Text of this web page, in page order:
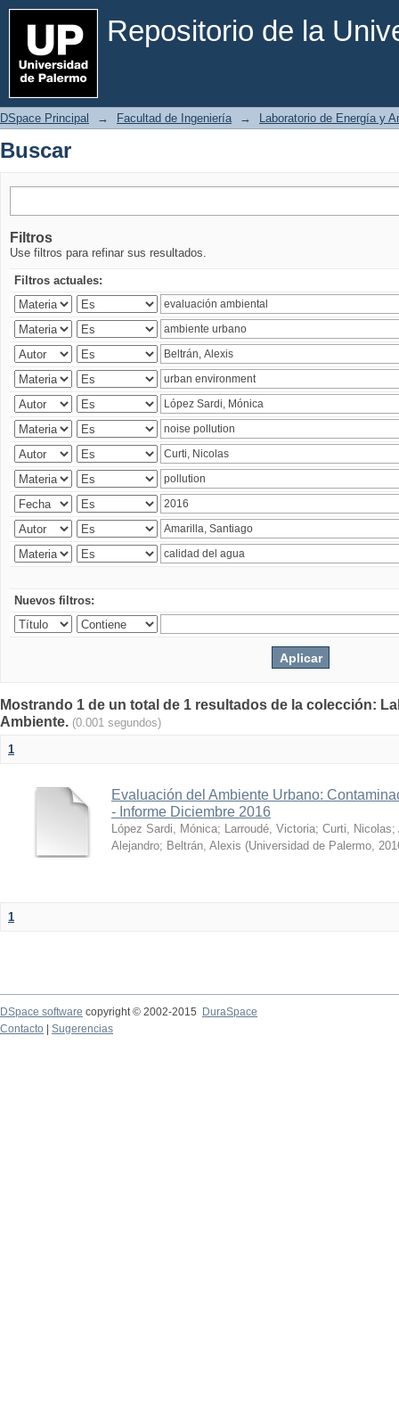
Repositorio de la
Buscar
DSpace Principal → Facultad de Ingeniería → Laboratorio de Energía y
Buscar
Filtros
Use filtros para refinar sus resultados.
Filtros actuales:
Nuevos filtros:
Mostrando 1 de un total de 1 resultados de la colección:
Ambiente. (0.001 segundos)
1
Evaluación del Ambiente Urbano:
- Informe Diciembre 2016
López Sardi, Mónica; Larroudé, Victoria; Curti, Nicolas;
Alejandro; Beltrán, Alexis (Universidad de Palermo,
1
DSpace software copyright © 2002-2015
DuraSpace
Contacto
Sugerencias